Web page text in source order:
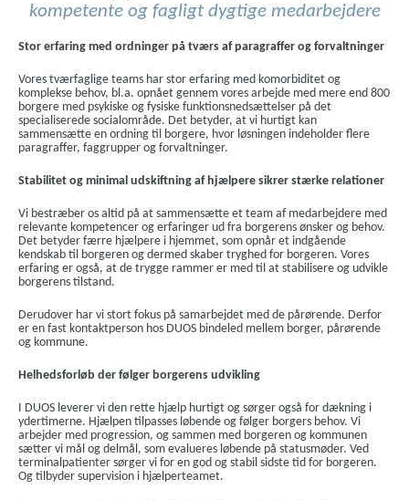
kompetente og fagligt dygtige medarbejdere
Stor erfaring med ordninger på tværs af paragraffer og forvaltninger
Vores tværfaglige teams har stor erfaring med komorbiditet og
komplekse behov, bl.a. opnået gennem vores arbejde med mere end 800
borgere med psykiske og fysiske funktionsnedsættelser på det
specialiserede socialområde. Det betyder, at vi hurtigt kan
sammensætte en ordning til borgere, hvor løsningen indeholder flere
paragraffer, faggrupper og forvaltninger.
Stabilitet og minimal udskiftning af hjælpere sikrer stærke relationer
Vi bestræber os altid på at sammensætte et team af medarbejdere med
relevante kompetencer og erfaringer ud fra borgerens ønsker og behov.
Det betyder færre hjælpere i hjemmet, som opnår et indgående
kendskab til borgeren og dermed skaber tryghed for borgeren. Vores
erfaring er også, at de trygge rammer er med til at stabilisere og udvikle
borgerens tilstand.
Derudover har vi stort fokus på samarbejdet med de pårørende. Derfor
er en fast kontaktperson hos DUOS bindeled mellem borger, pårørende
og kommune.
Helhedsforløb der følger borgerens udvikling
I DUOS leverer vi den rette hjælp hurtigt og sørger også for dækning i
ydertimerne. Hjælpen tilpasses løbende og følger borgers behov. Vi
arbejder med progression, og sammen med borgeren og kommunen
sætter vi mål og delmål, som evalueres løbende på statusmøder. Ved
terminalpatienter sørger vi for en god og stabil sidste tid for borgeren.
Og tilbyder supervision i hjælperteamet.